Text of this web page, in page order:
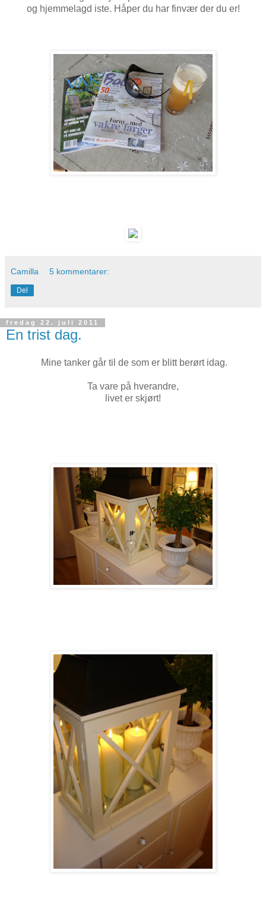
og hjemmelagd iste. Håper du har finvær der du er!
Camilla 5 kommentarer:
Del
fredag 22. juli 2011
En trist dag.
Mine tanker går til de som er blitt berørt idag.
Ta vare på hverandre,
livet er skjørt!